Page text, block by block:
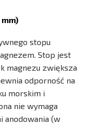
stopu
Stop jest
magnezu zwiększa
odporność na
morskim i
nie wymaga
anodowania (w